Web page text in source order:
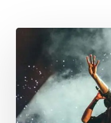
Guest
Concert